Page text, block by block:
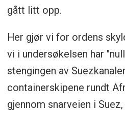
gått litt opp.
Her gjør vi for ordens
vi i undersøkelsen har
stengingen av
containerskipene rundt
gjennom snarveien i